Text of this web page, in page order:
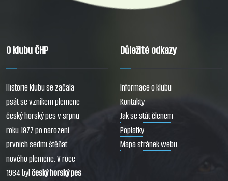
O klubu ČHP
Historie klubu se začala
psát se vznikem plemene
český horský pes v srpnu
roku 1977 po narození
prvních sedmi štěňat
nového plemene. V roce
1984 bylčeský horský pes
Důležité odkazy
Informace o klubu
Kontakty
Jak se stát členem
Poplatky
Mapa stránek webu